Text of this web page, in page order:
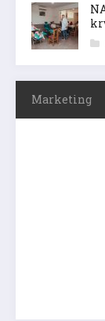
Marketing